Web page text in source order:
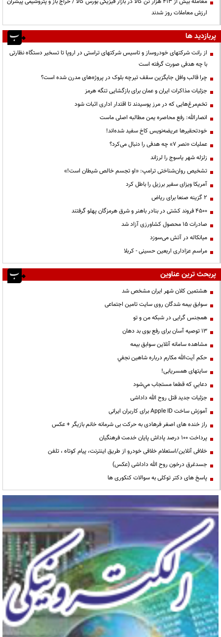
ارزش معاملات روز شدند
پربازدید ها
از رانت‌ شرکتهای خودروساز و تاسیس شرکتهای تراستی در اروپا تا تسخیر دستگاه نظارتی
با چه هدفی صورت گرفته است
چرا قالب وافل جایگزین سقف تیرچه بلوک در پروژه‌های مدرن شده است؟
جزئیات مذاکرات ایران و عمان برای بازگشایی تنگه هرمز
تخم‌مرغ‌هایی که در مرز پوسیدند تا اقتدار اداری اثبات شود
انصارالله: رفع محاصره یمن مطالبه اصلی ماست
خودتحقیرها عریضه‌نویس کاخ سفید شده‌اند!
عملیات «نصر ۷» چه هدفی را دنبال می‌کرد؟
زلزله شهر یاسوج را لرزاند
تشخیص روان‌شناختی ترامپ: «او تجسم خالص شیطان است!»
آمریکا ویزای سفیر برزیل را باطل کرد
۲ گزینه صنعا برای ریاض
۴۵۰۰ فروند کشتی در بنادر باهنر و شرق هرمزگان پهلو گرفتند
صادرات ۱۵ محصول کشاورزی آزاد شد
میانکاله در آتش می‌سوزد
مراسم عزاداری اربعین حسینی - کربلا
پربحث ترین عناوین
هشتمین کلان شهر ایران مشخص شد
سوابق بیمه شدگان روی سایت تامین اجتماعی
همجنس گرایی در شبکه من و تو
13 توصیه آسان برای رفع بوی بد دهان
مشاهده سامانه آنلاين سوابق بیمه
حكم آيت‌الله مكارم درباره شاهين نجفي
سایتهای همسریابی!
دعايي كه قطعا مستجاب مي‌شود
جزئیات جدید قتل روح الله داداشی
آموزش ساخت Apple ID برای کاربران ایرانی
راز خنده های اصغر فرهادی به حرکت بی شرمانه خانم بازیگر + عکس
پرداخت ۱۰۰ درصد پاداش پایان خدمت فرهنگیان
خلافی آنلاین/استعلام خلافی خودرو از طریق اینترنت، پیام کوتاه ، تلفن
جسدغرق درخون روح الله داداشی (عکس)
پاسخ های دکتر توکلی به سوالات کنکوری ها